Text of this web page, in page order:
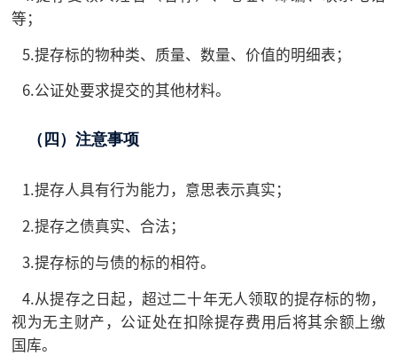
等；
5.提存标的物种类、质量、数量、价值的明细表；
6.公证处要求提交的其他材料。
（四）注意事项
1.提存人具有行为能力，意思表示真实；
2.提存之债真实、合法；
3.提存标的与债的标的相符。
4.从提存之日起，超过二十年无人领取的提存标的物，
视为无主财产，公证处在扣除提存费用后将其余额上缴
国库。